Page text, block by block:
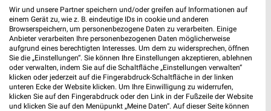
Wir und unsere Partner speichern und/oder greifen auf Informationen auf
einem Gerät zu, wie z. B. eindeutige IDs in cookie und anderen
Browserspeichern, um personenbezogene Daten zu verarbeiten. Einige
Anbieter verarbeiten Ihre personenbezogenen Daten möglicherweise
aufgrund eines berechtigten Interesses. Um dem zu widersprechen, öffnen
Sie die „Einstellungen“. Sie können Ihre Einstellungen akzeptieren, ablehnen
oder verwalten, indem Sie auf die Schaltfläche „Einstellungen verwalten“
klicken oder jederzeit auf die Fingerabdruck-Schaltfläche in der linken
unteren Ecke der Website klicken. Um Ihre Einwilligung zu widerrufen,
klicken Sie auf den Fingerabdruck oder den Link in der Fußzeile der Website
und klicken Sie auf den Menüpunkt „Meine Daten“. Auf dieser Seite können